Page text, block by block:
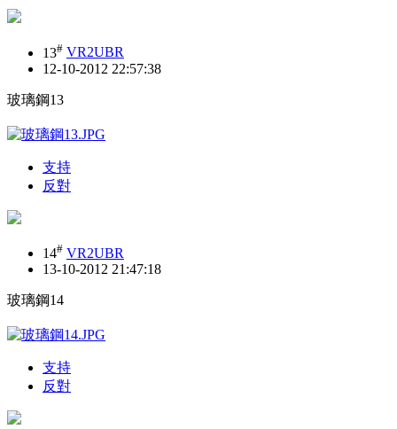
13# VR2UBR
12-10-2012 22:57:38
玻璃鋼13
支持
反對
14# VR2UBR
13-10-2012 21:47:18
玻璃鋼14
支持
反對